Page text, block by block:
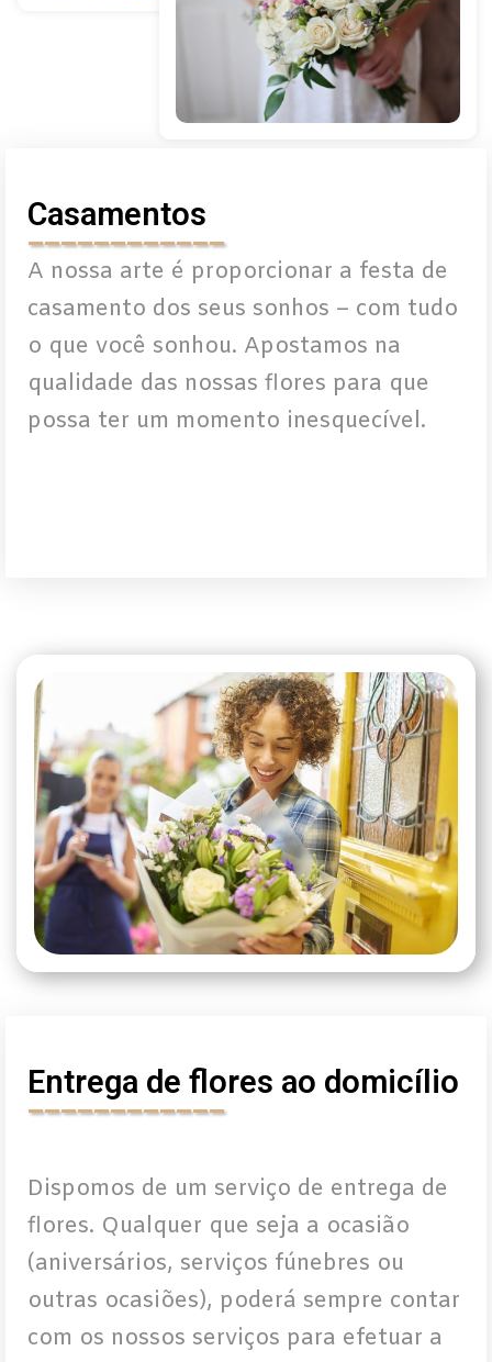
Casamentos
____________
A nossa arte é proporcionar a festa de
casamento dos seus sonhos – com tudo
o que você sonhou. Apostamos na
qualidade das nossas flores para que
possa ter um momento inesquecível.
Entrega de flores ao domicílio
____________
Dispomos de um serviço de entrega de
flores. Qualquer que seja a ocasião
(aniversários, serviços fúnebres ou
outras ocasiões), poderá sempre contar
com os nossos serviços para efetuar a